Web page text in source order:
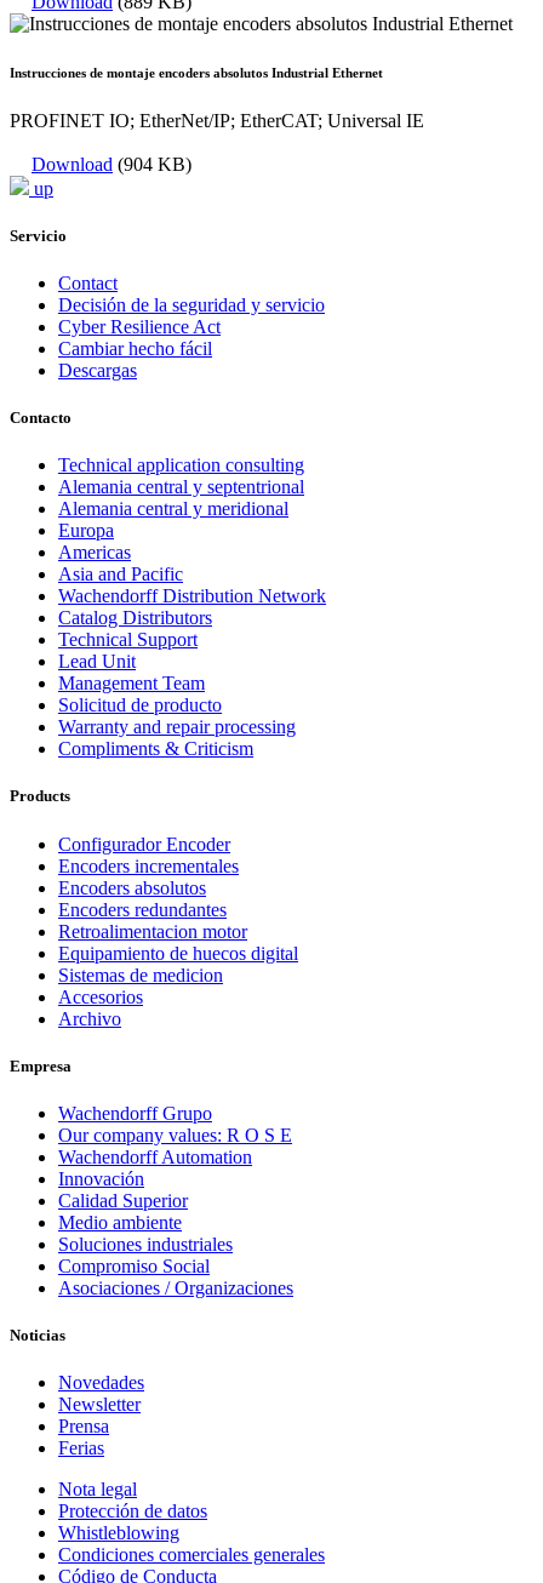
Instrucciones de montaje encoders absolutos Industrial Ethernet
PROFINET IO; EtherNet/IP; EtherCAT; Universal IE
Download (904 KB)
up
Servicio
Contact
Decisión de la seguridad y servicio
Cyber Resilience Act
Cambiar hecho fácil
Descargas
Contacto
Technical application consulting
Alemania central y septentrional
Alemania central y meridional
Europa
Americas
Asia and Pacific
Wachendorff Distribution Network
Catalog Distributors
Technical Support
Lead Unit
Management Team
Solicitud de producto
Warranty and repair processing
Compliments & Criticism
Products
Configurador Encoder
Encoders incrementales
Encoders absolutos
Encoders redundantes
Retroalimentacion motor
Equipamiento de huecos digital
Sistemas de medicion
Accesorios
Archivo
Empresa
Wachendorff Grupo
Our company values: R O S E
Wachendorff Automation
Innovación
Calidad Superior
Medio ambiente
Soluciones industriales
Compromiso Social
Asociaciones / Organizaciones
Noticias
Novedades
Newsletter
Prensa
Ferias
Nota legal
Protección de datos
Whistleblowing
Condiciones comerciales generales
Código de Conducta